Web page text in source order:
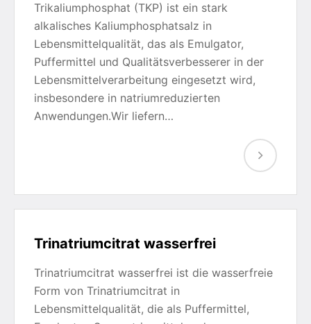
Trikaliumphosphat (TKP) ist ein stark
alkalisches Kaliumphosphatsalz in
Lebensmittelqualität, das als Emulgator,
Puffermittel und Qualitätsverbesserer in der
Lebensmittelverarbeitung eingesetzt wird,
insbesondere in natriumreduzierten
Anwendungen.Wir liefern…
Trinatriumcitrat wasserfrei
Trinatriumcitrat wasserfrei ist die wasserfreie
Form von Trinatriumcitrat in
Lebensmittelqualität, die als Puffermittel,